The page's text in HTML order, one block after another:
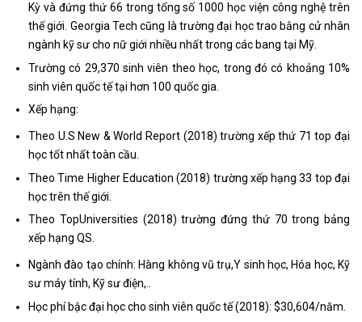
Kỳ và đứng thứ 66 trong tổng số 1000 học viện công nghệ trên
thế giới. Georgia Tech cũng là trường đại học trao bằng cử nhân
ngành kỹ sư cho nữ giới nhiều nhất trong các bang tại Mỹ.
Trường có 29,370 sinh viên theo học, trong đó có khoảng 10%
sinh viên quốc tế tại hơn 100 quốc gia.
Xếp hạng:
Theo U.S New & World Report (2018) trường xếp thứ 71 top đại
học tốt nhất toàn cầu.
Theo Time Higher Education (2018) trường xếp hạng 33 top đại
học trên thế giới.
Theo TopUniversities (2018) trường đứng thứ 70 trong bảng
xếp hạng QS.
Ngành đào tạo chính: Hàng không vũ trụ,Y sinh học, Hóa học, Kỹ
sư máy tính, Kỹ sư điện,..
Học phí bậc đại học cho sinh viên quốc tế (2018): $30,604/năm.